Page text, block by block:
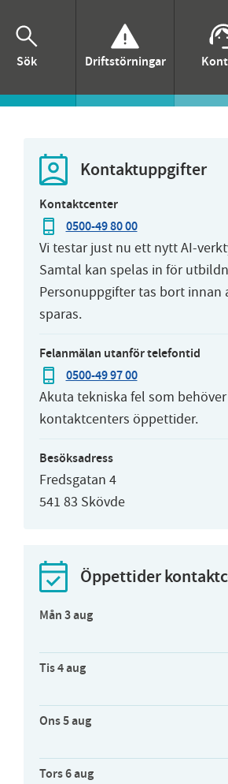
Sök Driftstörningar
Kontaktuppgifter
Kontaktcenter
0500-49 80 00
Vi testar just nu ett nytt AI-
Samtal kan spelas in för
Personuppgifter tas bort
sparas.
Felanmälan utanför telefontid
0500-49 97 00
Akuta tekniska fel som
kontaktcenters öppettider.
Besöksadress
Fredsgatan 4
541 83 Skövde
Öppettider
Mån 3 aug
Tis 4 aug
Ons 5 aug
Tors 6 aug